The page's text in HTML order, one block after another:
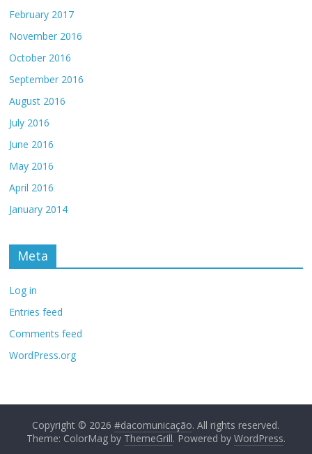
February 2017
November 2016
October 2016
September 2016
August 2016
July 2016
June 2016
May 2016
April 2016
January 2014
Meta
Log in
Entries feed
Comments feed
WordPress.org
Copyright © 2026#dacomunicação. All rights reserved.
Theme: ColorMag by ThemeGrill. Powered by WordPress.